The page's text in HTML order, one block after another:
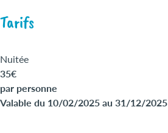
Tarifs
Nuitée
35€
par personne
Valable du 10/02/2025 au 31/12/2025